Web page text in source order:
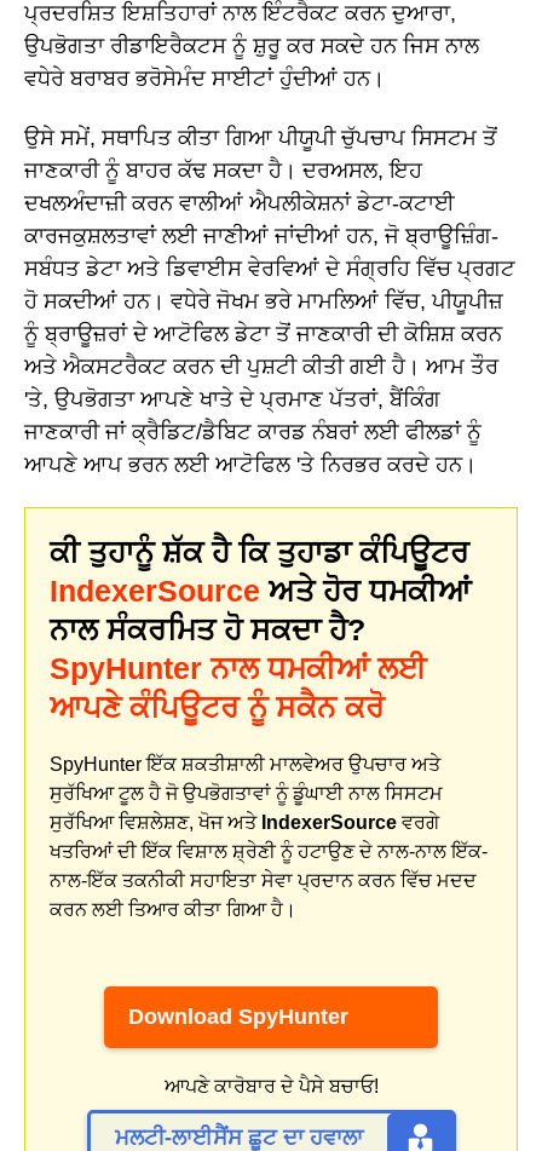
ਪ੍ਰਦਰਸ਼ਿਤ ਇਸ਼ਤਿਹਾਰਾਂ ਨਾਲ ਇੰਟਰੈਕਟ ਕਰਨ ਦੁਆਰਾ,
ਉਪਭੋਗਤਾ ਰੀਡਾਇਰੈਕਟਸ ਨੂੰ ਸ਼ੁਰੂ ਕਰ ਸਕਦੇ ਹਨ ਜਿਸ ਨਾਲ
ਵਧੇਰੇ ਬਰਾਬਰ ਭਰੋਸੇਮੰਦ ਸਾਈਟਾਂ ਹੁੰਦੀਆਂ ਹਨ।
ਉਸੇ ਸਮੇਂ, ਸਥਾਪਿਤ ਕੀਤਾ ਗਿਆ ਪੀਯੂਪੀ ਚੁੱਪਚਾਪ ਸਿਸਟਮ ਤੋਂ
ਜਾਣਕਾਰੀ ਨੂੰ ਬਾਹਰ ਕੱਢ ਸਕਦਾ ਹੈ। ਦਰਅਸਲ, ਇਹ
ਦਖਲਅੰਦਾਜ਼ੀ ਕਰਨ ਵਾਲੀਆਂ ਐਪਲੀਕੇਸ਼ਨਾਂ ਡੇਟਾ-ਕਟਾਈ
ਕਾਰਜਕੁਸ਼ਲਤਾਵਾਂ ਲਈ ਜਾਣੀਆਂ ਜਾਂਦੀਆਂ ਹਨ, ਜੋ ਬ੍ਰਾਊਜ਼ਿੰਗ-
ਸਬੰਧਤ ਡੇਟਾ ਅਤੇ ਡਿਵਾਈਸ ਵੇਰਵਿਆਂ ਦੇ ਸੰਗ੍ਰਹਿ ਵਿੱਚ ਪ੍ਰਗਟ
ਹੋ ਸਕਦੀਆਂ ਹਨ। ਵਧੇਰੇ ਜੋਖਮ ਭਰੇ ਮਾਮਲਿਆਂ ਵਿੱਚ, ਪੀਯੂਪੀਜ਼
ਨੂੰ ਬ੍ਰਾਊਜ਼ਰਾਂ ਦੇ ਆਟੋਫਿਲ ਡੇਟਾ ਤੋਂ ਜਾਣਕਾਰੀ ਦੀ ਕੋਸ਼ਿਸ਼ ਕਰਨ
ਅਤੇ ਐਕਸਟਰੈਕਟ ਕਰਨ ਦੀ ਪੁਸ਼ਟੀ ਕੀਤੀ ਗਈ ਹੈ। ਆਮ ਤੌਰ
'ਤੇ, ਉਪਭੋਗਤਾ ਆਪਣੇ ਖਾਤੇ ਦੇ ਪ੍ਰਮਾਣ ਪੱਤਰਾਂ, ਬੈਂਕਿੰਗ
ਜਾਣਕਾਰੀ ਜਾਂ ਕ੍ਰੈਡਿਟ/ਡੈਬਿਟ ਕਾਰਡ ਨੰਬਰਾਂ ਲਈ ਫੀਲਡਾਂ ਨੂੰ
ਆਪਣੇ ਆਪ ਭਰਨ ਲਈ ਆਟੋਫਿਲ 'ਤੇ ਨਿਰਭਰ ਕਰਦੇ ਹਨ।
ਕੀ ਤੁਹਾਨੂੰ ਸ਼ੱਕ ਹੈ ਕਿ ਤੁਹਾਡਾ ਕੰਪਿਊਟਰ
IndexerSource ਅਤੇ ਹੋਰ ਧਮਕੀਆਂ
ਨਾਲ ਸੰਕਰਮਿਤ ਹੋ ਸਕਦਾ ਹੈ?
SpyHunter ਨਾਲ ਧਮਕੀਆਂ ਲਈ
ਆਪਣੇ ਕੰਪਿਊਟਰ ਨੂੰ ਸਕੈਨ ਕਰੋ
SpyHunter ਇੱਕ ਸ਼ਕਤੀਸ਼ਾਲੀ ਮਾਲਵੇਅਰ ਉਪਚਾਰ ਅਤੇ
ਸੁਰੱਖਿਆ ਟੂਲ ਹੈ ਜੋ ਉਪਭੋਗਤਾਵਾਂ ਨੂੰ ਡੂੰਘਾਈ ਨਾਲ ਸਿਸਟਮ
ਸੁਰੱਖਿਆ ਵਿਸ਼ਲੇਸ਼ਣ, ਖੋਜ ਅਤੇ IndexerSource ਵਰਗੇ
ਖਤਰਿਆਂ ਦੀ ਇੱਕ ਵਿਸ਼ਾਲ ਸ਼੍ਰੇਣੀ ਨੂੰ ਹਟਾਉਣ ਦੇ ਨਾਲ-ਨਾਲ ਇੱਕ-
ਨਾਲ-ਇੱਕ ਤਕਨੀਕੀ ਸਹਾਇਤਾ ਸੇਵਾ ਪ੍ਰਦਾਨ ਕਰਨ ਵਿੱਚ ਮਦਦ
ਕਰਨ ਲਈ ਤਿਆਰ ਕੀਤਾ ਗਿਆ ਹੈ।
Download SpyHunter
ਆਪਣੇ ਕਾਰੋਬਾਰ ਦੇ ਪੈਸੇ ਬਚਾਓ!
ਮਲਟੀ-ਲਾਈਸੈਂਸ ਛੂਟ ਦਾ ਹਵਾਲਾ